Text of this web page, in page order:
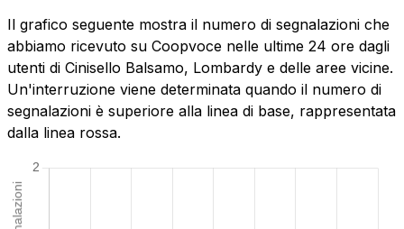
Il grafico seguente mostra il numero di segnalazioni che
abbiamo ricevuto su Coopvoce nelle ultime 24 ore dagli
utenti di Cinisello Balsamo, Lombardy e delle aree vicine.
Un'interruzione viene determinata quando il numero di
segnalazioni è superiore alla linea di base, rappresentata
dalla linea rossa.